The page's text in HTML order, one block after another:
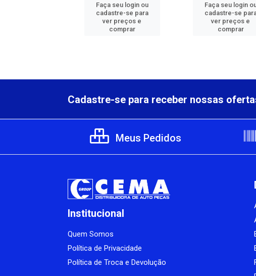
Faça seu login ou
cadastre-se para
ver preços e
comprar
Faça seu login
cadastre-se
ver preços e
comprar
Cadastre-se para receber nossas
Meus Pedidos
Institucional
Quem Somos
Política de Privacidade
Política de Troca e Devolução